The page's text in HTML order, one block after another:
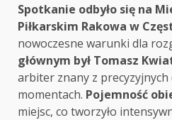
Spotkanie odbyło się na
Piłkarskim Rakowa w
nowoczesne warunki dla
głównym był Tomasz
arbiter znany z precyzyjnych
momentach. Pojemność
miejsc, co tworzyło